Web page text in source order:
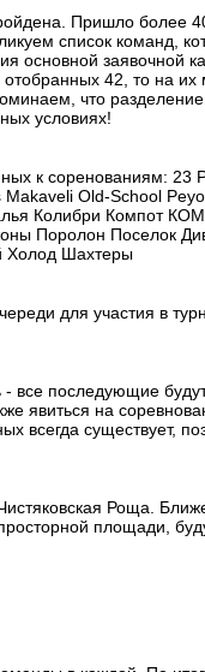
Пришло более
список команд,
основной заявочной
42, то на их
что
условиях!
к соренованиям: 23
Old-School
Колибри Компот
Поролон Поселок
Холод Шахтеры
для участия в
все последующие
явиться на
всегда существует,
Роща.
площади,